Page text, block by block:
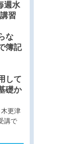
週水
習
な
簿記
して
礎か
更津
講で